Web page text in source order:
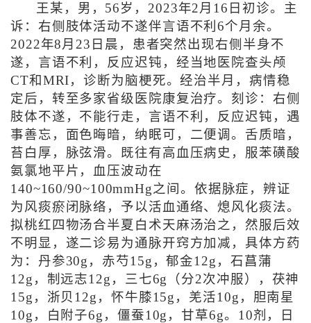
王某，男，56岁，2023年2月16日初诊。主
诉：右侧肢体活动不遂伴言语不利6个月余。
2022年8月23日晨，患者突然出现右侧半身不
遂，言语不利，反应迟钝，经当地医院查头颅
CT和MRI，诊断为脑梗死。经治半月，病情稳
定后，转至多家省级医院康复治疗。刻诊：右侧
肢体不遂，不能行走，言语不利，反应迟钝，遇
事善忘，面色晦暗，纳眠可，二便调。舌质暗，
苔白厚，脉弦滑。既往有高血压病史，服苯磺酸
氨氯地平片，血压波动在
140~160/90~100mmHg之间。依据脉症，辨证
为风痰瘀闭脉络，予以活血通络、熄风化痰法。
拟桃红四物汤合半夏白术天麻汤治之，然服后效
不明显，遂二诊易为通脉开窍方加减，具体方药
为：丹参30g，赤芍15g，郁金12g，石菖蒲
12g，制远志12g，三七6g（分2次冲服），茯神
15g，浙贝12g，怀牛膝15g，羌活10g，胆南星
10g，白附子6g，僵蚕10g，甘草6g。10剂，日